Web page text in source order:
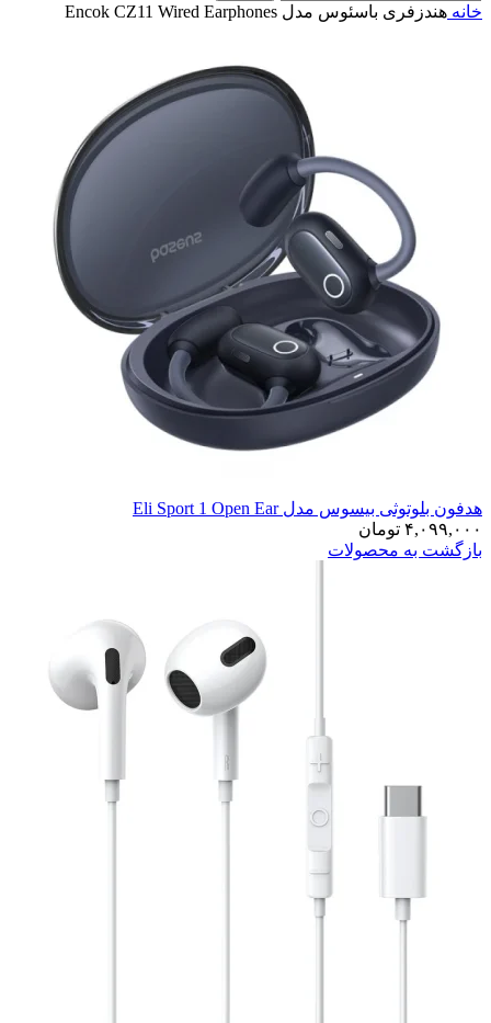
خانه هندزفری باسئوس مدل Encok CZ11 Wired Earphones
هدفون بلوتوثی بیسوس مدل Eli Sport 1 Open Ear
۴,۰۹۹,۰۰۰ تومان
بازگشت به محصولات